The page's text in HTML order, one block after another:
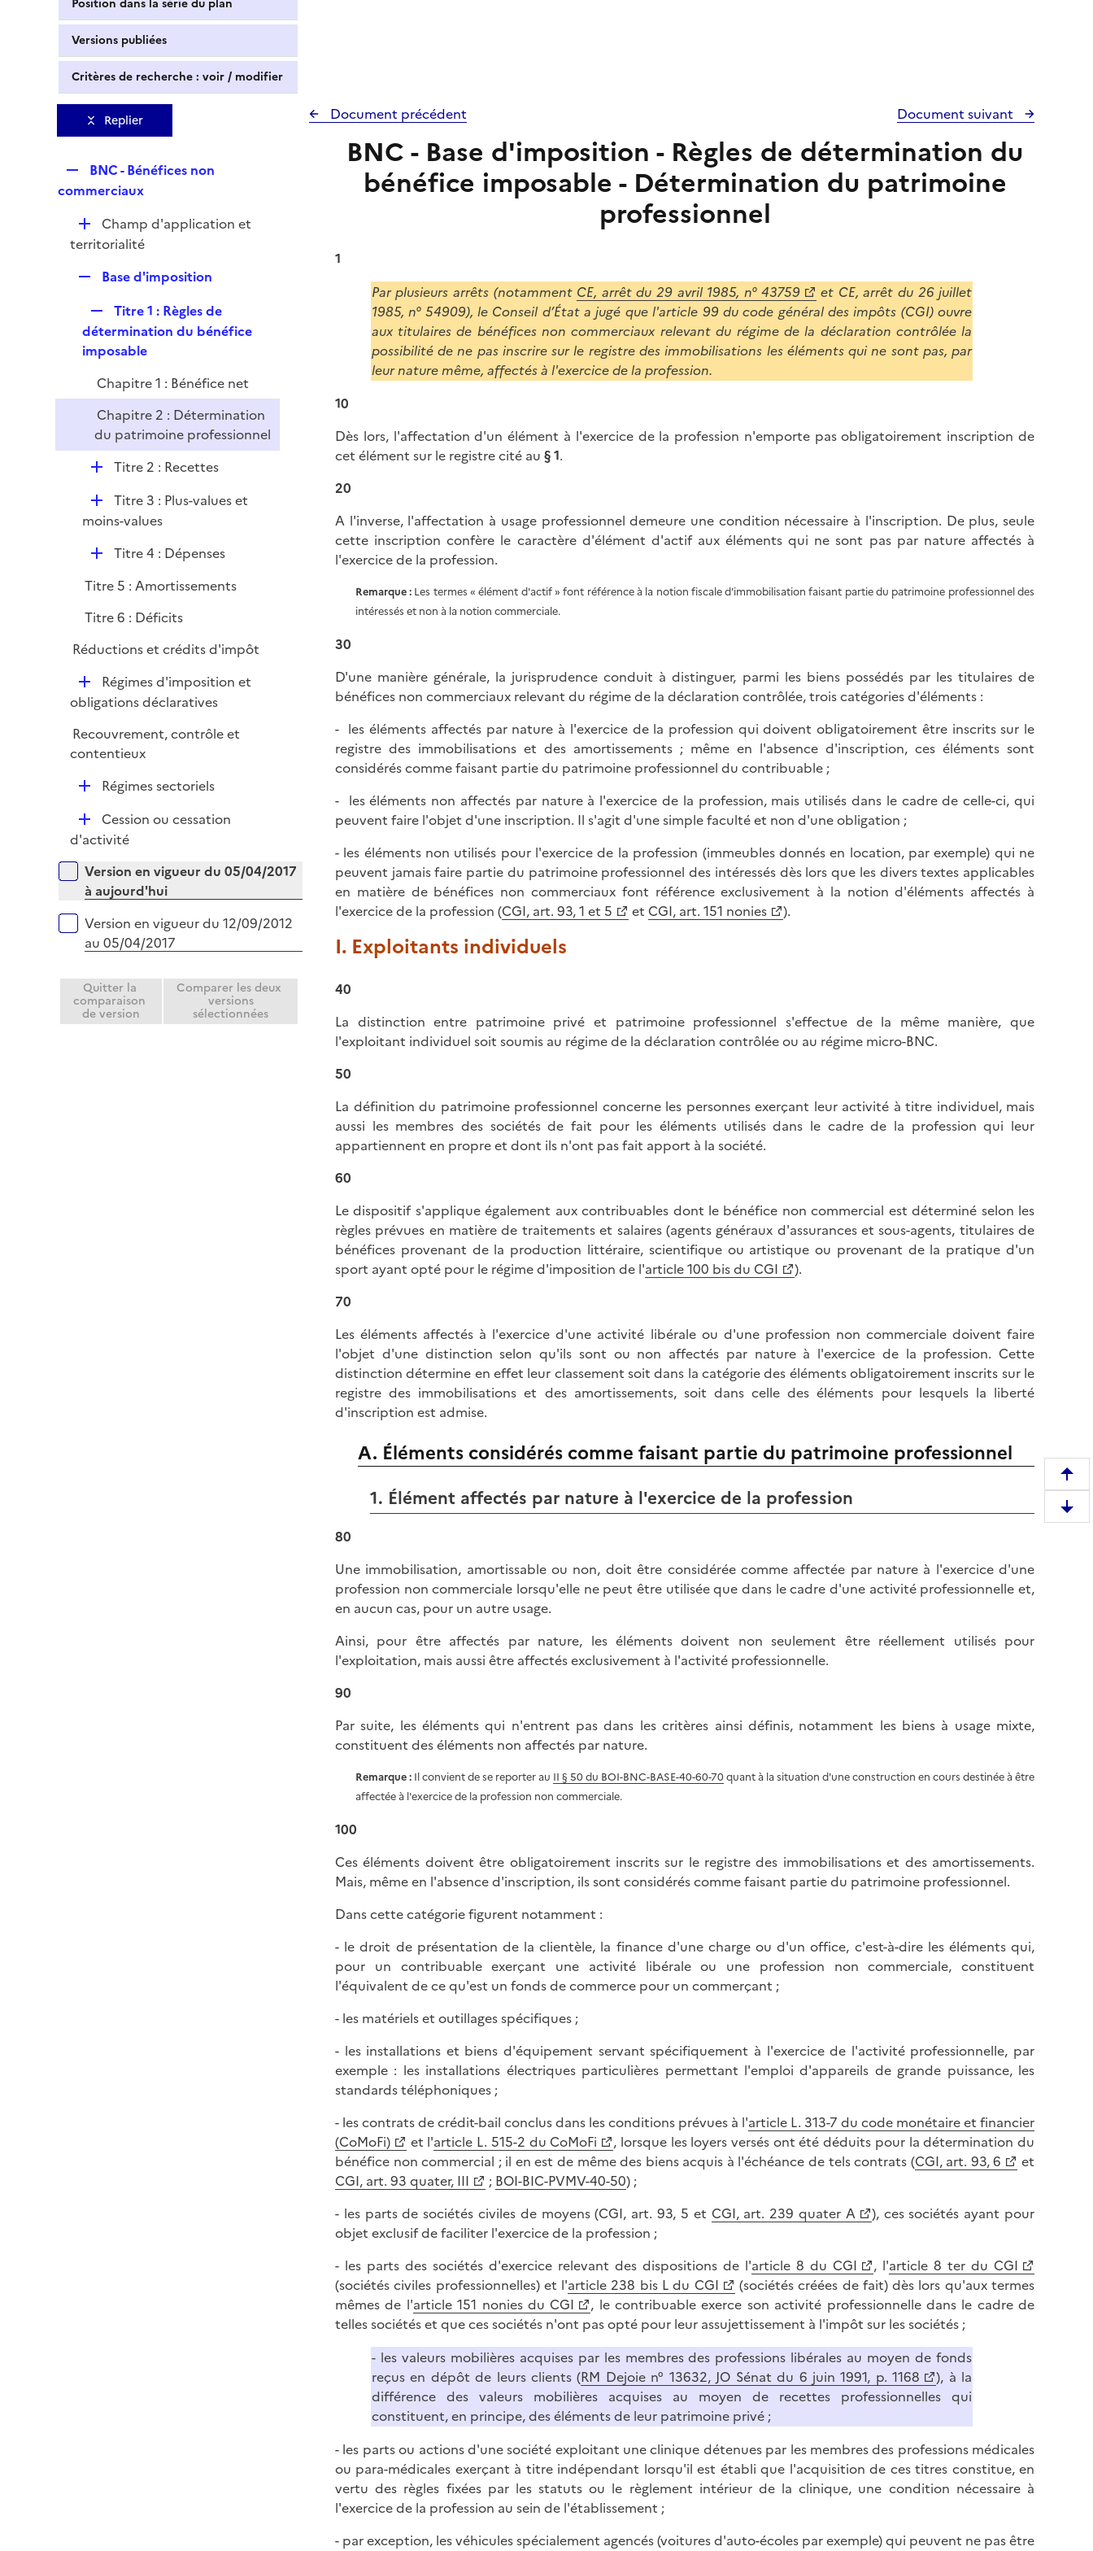
Position dans la série du plan
Versions publiées
Critères de recherche : voir / modifier
Replier
e
l
i
BNC - Bénéfices non
commerciaux
D
é
r
Champ d'application et
territorialité
p
l
i
e
Base d'imposition
e
p
i
e
Titre 1 : Règles de
détermination du bénéfice
imposable
Chapitre 1 : Bénéfice net
Chapitre 2 : Détermination
du patrimoine professionnel
D
l
r
Titre 2 : Recettes
D
é
e
r
Titre 3 : Plus-values et
moins-values
D
p
l
e
Titre 4 : Dépenses
Titre 5 : Amortissements
Titre 6 : Déficits
Réductions et crédits d'impôt
D
é
l
i
Régimes d'imposition et
obligations déclaratives
Recouvrement, contrôle et
contentieux
D
l
i
e
r
Régimes sectoriels
D
é
l
i
e
Cession ou cessation
d'activité
Versions sur la période
Version en vigueur du 05/04/2017
à aujourd'hui
Version en vigueur du 12/09/2012
au 05/04/2017
Quitter la
comparaison
de version
Comparer les deux
versions
sélectionnées
Document précédent Document suivant
BNC - Base d'imposition - Règles de détermination du
bénéfice imposable - Détermination du patrimoine
professionnel
1
Par plusieurs arrêts (notamment CE, arrêt du 29 avril 1985, n° 43759
et CE, arrêt du 26 juillet
1985, n° 54909), le Conseil d’État a jugé que l'article 99 du code général des impôts (CGI) ouvre
aux titulaires de bénéfices non commerciaux relevant du régime de la déclaration contrôlée la
possibilité de ne pas inscrire sur le registre des immobilisations les éléments qui ne sont pas, par
leur nature même, affectés à l'exercice de la profession.
10
Dès lors, l'affectation d'un élément à l'exercice de la profession n'emporte pas obligatoirement inscription de
cet élément sur le registre cité au § 1.
20
A l'inverse, l'affectation à usage professionnel demeure une condition nécessaire à l'inscription. De plus, seule
cette inscription confère le caractère d'élément d'actif aux éléments qui ne sont pas par nature affectés à
l'exercice de la profession.
Remarque : Les termes « élément d'actif » font référence à la notion fiscale d'immobilisation faisant partie du patrimoine professionnel des
intéressés et non à la notion commerciale.
30
D'une manière générale, la jurisprudence conduit à distinguer, parmi les biens possédés par les titulaires de
bénéfices non commerciaux relevant du régime de la déclaration contrôlée, trois catégories d'éléments :
- les éléments affectés par nature à l'exercice de la profession qui doivent obligatoirement être inscrits sur le
registre des immobilisations et des amortissements ; même en l'absence d'inscription, ces éléments sont
considérés comme faisant partie du patrimoine professionnel du contribuable ;
- les éléments non affectés par nature à l'exercice de la profession, mais utilisés dans le cadre de celle-ci, qui
peuvent faire l'objet d'une inscription. Il s'agit d'une simple faculté et non d'une obligation ;
- les éléments non utilisés pour l'exercice de la profession (immeubles donnés en location, par exemple) qui ne
peuvent jamais faire partie du patrimoine professionnel des intéressés dès lors que les divers textes applicables
en matière de bénéfices non commerciaux font référence exclusivement à la notion d'éléments affectés à
l'exercice de la profession (CGI, art. 93, 1 et 5 et CGI, art. 151 nonies ).
I. Exploitants individuels
40
La distinction entre patrimoine privé et patrimoine professionnel s'effectue de la même manière, que
l'exploitant individuel soit soumis au régime de la déclaration contrôlée ou au régime micro-BNC.
50
La définition du patrimoine professionnel concerne les personnes exerçant leur activité à titre individuel, mais
aussi les membres des sociétés de fait pour les éléments utilisés dans le cadre de la profession qui leur
appartiennent en propre et dont ils n'ont pas fait apport à la société.
60
Le dispositif s'applique également aux contribuables dont le bénéfice non commercial est déterminé selon les
règles prévues en matière de traitements et salaires (agents généraux d'assurances et sous-agents, titulaires de
bénéfices provenant de la production littéraire, scientifique ou artistique ou provenant de la pratique d'un
sport ayant opté pour le régime d'imposition de l'article 100 bis du CGI
).
70
Les éléments affectés à l'exercice d'une activité libérale ou d'une profession non commerciale doivent faire
l'objet d'une distinction selon qu'ils sont ou non affectés par nature à l'exercice de la profession. Cette
distinction détermine en effet leur classement soit dans la catégorie des éléments obligatoirement inscrits sur le
registre des immobilisations et des amortissements, soit dans celle des éléments pour lesquels la liberté
d'inscription est admise.
A. Éléments considérés comme faisant partie du patrimoine professionnel
1. Élément affectés par nature à l'exercice de la profession
80
Une immobilisation, amortissable ou non, doit être considérée comme affectée par nature à l'exercice d'une
profession non commerciale lorsqu'elle ne peut être utilisée que dans le cadre d'une activité professionnelle et,
en aucun cas, pour un autre usage.
Ainsi, pour être affectés par nature, les éléments doivent non seulement être réellement utilisés pour
l'exploitation, mais aussi être affectés exclusivement à l'activité professionnelle.
90
Par suite, les éléments qui n'entrent pas dans les critères ainsi définis, notamment les biens à usage mixte,
constituent des éléments non affectés par nature.
Remarque : Il convient de se reporter au II § 50 du BOI-BNC-BASE-40-60-70quant à la situation d'une construction en cours destinée à être
affectée à l'exercice de la profession non commerciale.
100
Ces éléments doivent être obligatoirement inscrits sur le registre des immobilisations et des amortissements.
Mais, même en l'absence d'inscription, ils sont considérés comme faisant partie du patrimoine professionnel.
Dans cette catégorie figurent notamment :
- le droit de présentation de la clientèle, la finance d'une charge ou d'un office, c'est-à-dire les éléments qui,
pour un contribuable exerçant une activité libérale ou une profession non commerciale, constituent
l'équivalent de ce qu'est un fonds de commerce pour un commerçant ;
- les matériels et outillages spécifiques ;
- les installations et biens d'équipement servant spécifiquement à l'exercice de l'activité professionnelle, par
exemple : les installations électriques particulières permettant l'emploi d'appareils de grande puissance, les
standards téléphoniques ;
- les contrats de crédit-bail conclus dans les conditions prévues à l'article L. 313-7 du code monétaire et financier
(CoMoFi)
et l'article L. 515-2 du CoMoFi
, lorsque les loyers versés ont été déduits pour la détermination du
bénéfice non commercial ; il en est de même des biens acquis à l'échéance de tels contrats (CGI, art. 93, 6
et
CGI, art. 93 quater, III
; BOI-BIC-PVMV-40-50) ;
- les parts de sociétés civiles de moyens (CGI, art. 93, 5 et CGI, art. 239 quater A
), ces sociétés ayant pour
objet exclusif de faciliter l'exercice de la profession ;
- les parts des sociétés d'exercice relevant des dispositions de l'article 8 du CGI , l'article 8 ter du CGI
(sociétés civiles professionnelles) et l'article 238 bis L du CGI
(sociétés créées de fait) dès lors qu'aux termes
mêmes de l'article 151 nonies du CGI
, le contribuable exerce son activité professionnelle dans le cadre de
telles sociétés et que ces sociétés n'ont pas opté pour leur assujettissement à l'impôt sur les sociétés ;
- les valeurs mobilières acquises par les membres des professions libérales au moyen de fonds
reçus en dépôt de leurs clients (RM Dejoie n° 13632, JO Sénat du 6 juin 1991, p. 1168
), à la
différence des valeurs mobilières acquises au moyen de recettes professionnelles qui
constituent, en principe, des éléments de leur patrimoine privé ;
- les parts ou actions d'une société exploitant une clinique détenues par les membres des professions médicales
ou para-médicales exerçant à titre indépendant lorsqu'il est établi que l'acquisition de ces titres constitue, en
vertu des règles fixées par les statuts ou le règlement intérieur de la clinique, une condition nécessaire à
l'exercice de la profession au sein de l'établissement ;
- par exception, les véhicules spécialement agencés (voitures d'auto-écoles par exemple) qui peuvent ne pas être
e
m
D